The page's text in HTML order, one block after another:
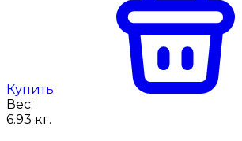
Купить
Вес:
6.93 кг.